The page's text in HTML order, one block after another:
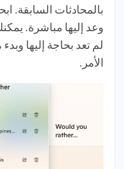
بالمحادثات السابقة.
وعد إليها مباشرة.
لم تعد بحاجة إليها
الأمر.